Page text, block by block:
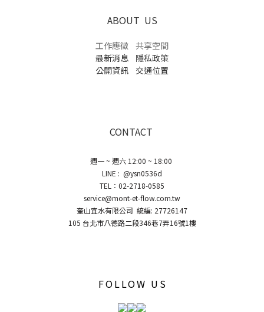
ABOUT US
工作應徵 共享空間
最新消息
隱私政策
公開資訊
交通位置
CONTACT
週一 ~ 週六 12:00 ~ 18:00
LINE : @ysn0536d
TEL：02-2718-0585
service@mont-et-flow.com.tw
奎山宜水有限公司 統編: 27726147
105 台北市八德路二段346巷7弄16號1樓
FOLLOW US